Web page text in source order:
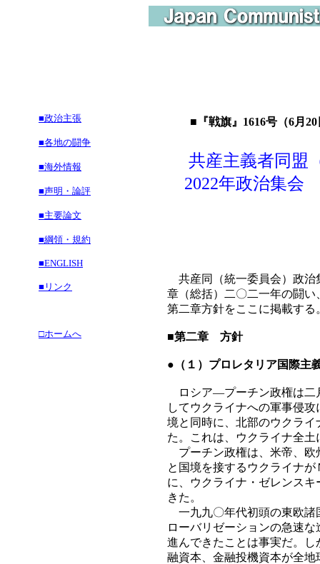
■政治主張
■各地の闘争
■海外情報
■声明・論評
■主要論文
■綱領・規約
■ENGLISH
■リンク
□ホームへ
■『戦旗』1616号（6月
共産主義者同盟
2022年政治集会
共産同（統一委員会）政治
章（総括）二〇二一年の闘
第二章方針をここに掲載する
■第二章 方針
●（１）プロレタリア国際主
ロシア―プーチン政権は二
してウクライナへの軍事侵
境と同時に、北部のウクラ
た。これは、ウクライナ全
プーチン政権は、米帝、欧
と国境を接するウクライナ
に、ウクライナ・ゼレンス
きた。
一九九〇年代初頭の東欧諸
ローバリゼーションの急速
進んできたことは事実だ。
融資本、金融投機資本が全